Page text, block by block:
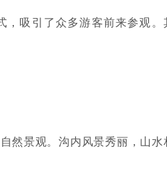
，吸引了众多游客前来参观。
然景观。沟内风景秀丽，山水